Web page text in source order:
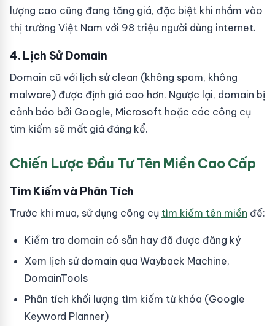
lượng cao cũng đang tăng giá, đặc biệt khi nhắm vào
thị trường Việt Nam với 98 triệu người dùng internet.
4. Lịch Sử Domain
Domain cũ với lịch sử clean (không spam, không
malware) được định giá cao hơn. Ngược lại, domain bị
cảnh báo bởi Google, Microsoft hoặc các công cụ
tìm kiếm sẽ mất giá đáng kể.
Chiến Lược Đầu Tư Tên Miền Cao Cấp
Tìm Kiếm và Phân Tích
Trước khi mua, sử dụng công cụ tìm kiếm tên miền để:
Kiểm tra domain có sẵn hay đã được đăng ký
Xem lịch sử domain qua Wayback Machine,
DomainTools
Phân tích khối lượng tìm kiếm từ khóa (Google
Keyword Planner)